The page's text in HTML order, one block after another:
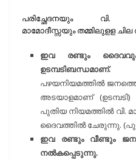
പരിച്ഛേദനയും വി.
മാമോദീസ്സയും തമ്മിലുളള
ഇവ രണ്ടും
ഉടമ്പടിബന്ധമാണ്.
പഴയനിയമത്തിൽ
അടയാളമാണ് (ഉടമ്പടി)
പുതിയ നിയമത്തിൽ വി.
ദൈവത്തിൽ ചേരുന്നു.
ഇവ രണ്ടും വീണ്ടും
നൽകപ്പെടുന്നു.